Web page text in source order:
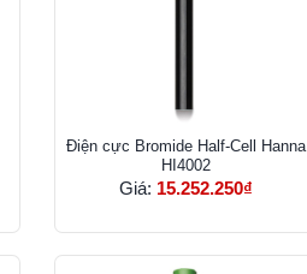
Điện cực Bromide Half-Cell Hanna
HI4002
Giá: 15.252.250₫